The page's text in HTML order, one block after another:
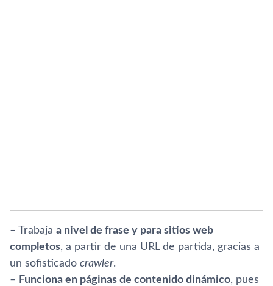
– Trabaja a nivel de frase y para sitios web
completos, a partir de una URL de partida, gracias a
un sofisticado crawler.
– Funciona en páginas de contenido dinámico, pues